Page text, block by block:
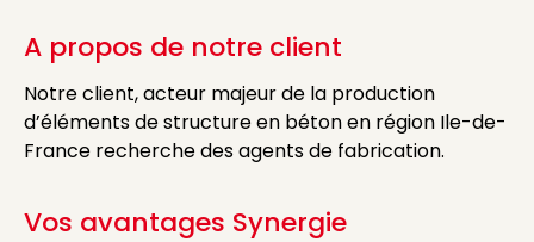
A propos de notre client
Notre client, acteur majeur de la production
d’éléments de structure en béton en région Ile-de-
France recherche des agents de fabrication.
Vos avantages Synergie